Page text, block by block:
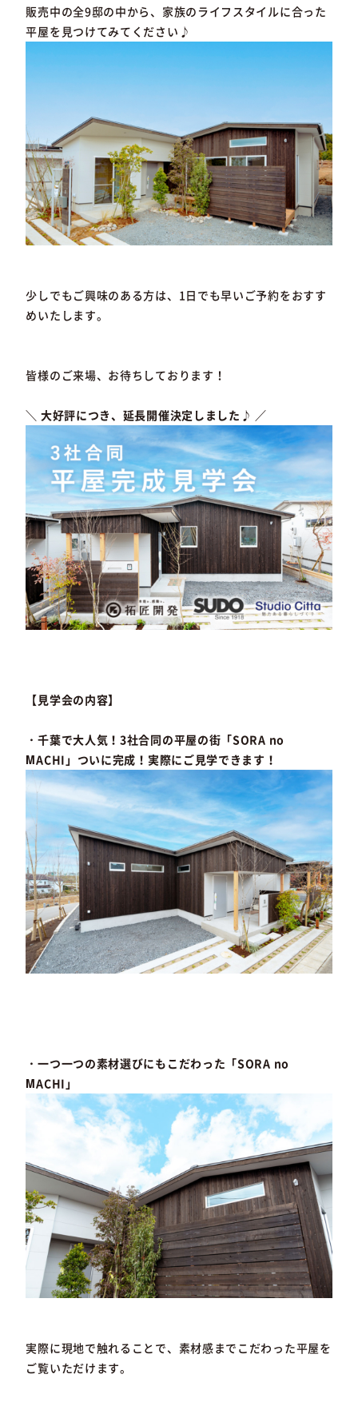
販売中の全9邸の中から、家族のライフスタイルに合った
平屋を見つけてみてください♪
少しでもご興味のある方は、1日でも早いご予約をおすす
めいたします。
皆様のご来場、お待ちしております！
＼ 大好評につき、延長開催決定しました♪ ／
【見学会の内容】
・千葉で大人気！3社合同の平屋の街「SORA no
MACHI」ついに完成！実際にご見学できます！
・一つ一つの素材選びにもこだわった「SORA no
MACHI」
実際に現地で触れることで、素材感までこだわった平屋を
ご覧いただけます。